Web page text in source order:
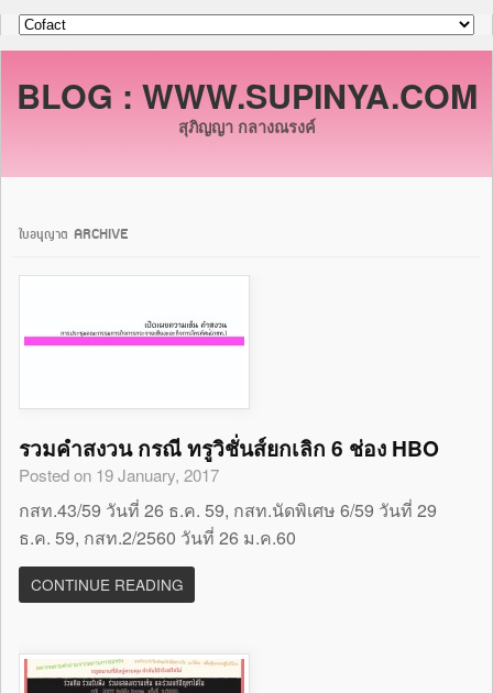
BLOG : WWW.SUPINYA.COM
สุภิญญา กลางณรงค์
ใบอนุญาต ARCHIVE
รวมคำสงวน กรณี ทรูวิชั่นส์ยกเลิก 6 ช่อง HBO
Posted on 19 January, 2017
กสท.43/59 วันที่ 26 ธ.ค. 59, กสท.นัดพิเศษ 6/59 วันที่ 29
ธ.ค. 59, กสท.2/2560 วันที่ 26 ม.ค.60
CONTINUE READING